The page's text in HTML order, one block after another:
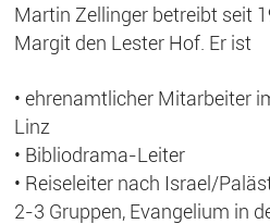
Martin Zellinger betreibt seit
Margit den Lester Hof. Er ist
• ehrenamtlicher Mitarbeiter
Linz
• Bibliodrama-Leiter
• Reiseleiter nach Israel/
2-3 Gruppen, Evangelium in